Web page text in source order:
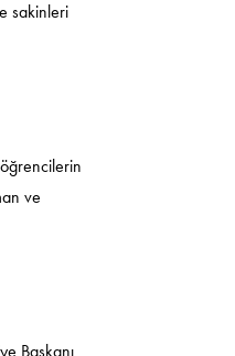
sakinleri
ve
Başkanı